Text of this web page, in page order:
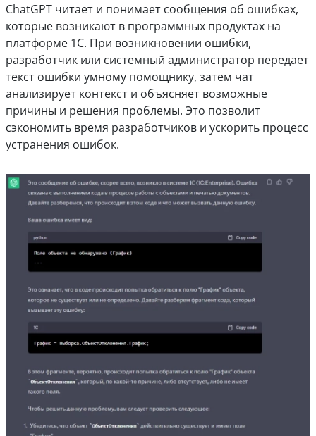
ChatGPT читает и понимает сообщения об ошибках,
которые возникают в программных продуктах на
платформе 1С. При возникновении ошибки,
разработчик или системный администратор передает
текст ошибки умному помощнику, затем чат
анализирует контекст и объясняет возможные
причины и решения проблемы. Это позволит
сэкономить время разработчиков и ускорить процесс
устранения ошибок.